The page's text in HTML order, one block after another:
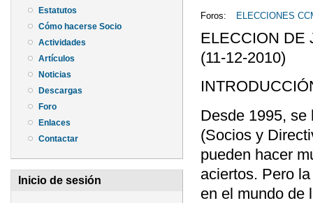
Estatutos
Cómo hacerse Socio
Actividades
Artículos
Noticias
Descargas
Foro
Enlaces
Contactar
Inicio de sesión
Foros: ELECCIONES
ELECCION DE
(11-12-2010)
Desde 1995, se
(Socios y
pueden hacer
aciertos. Pero
en el mundo de